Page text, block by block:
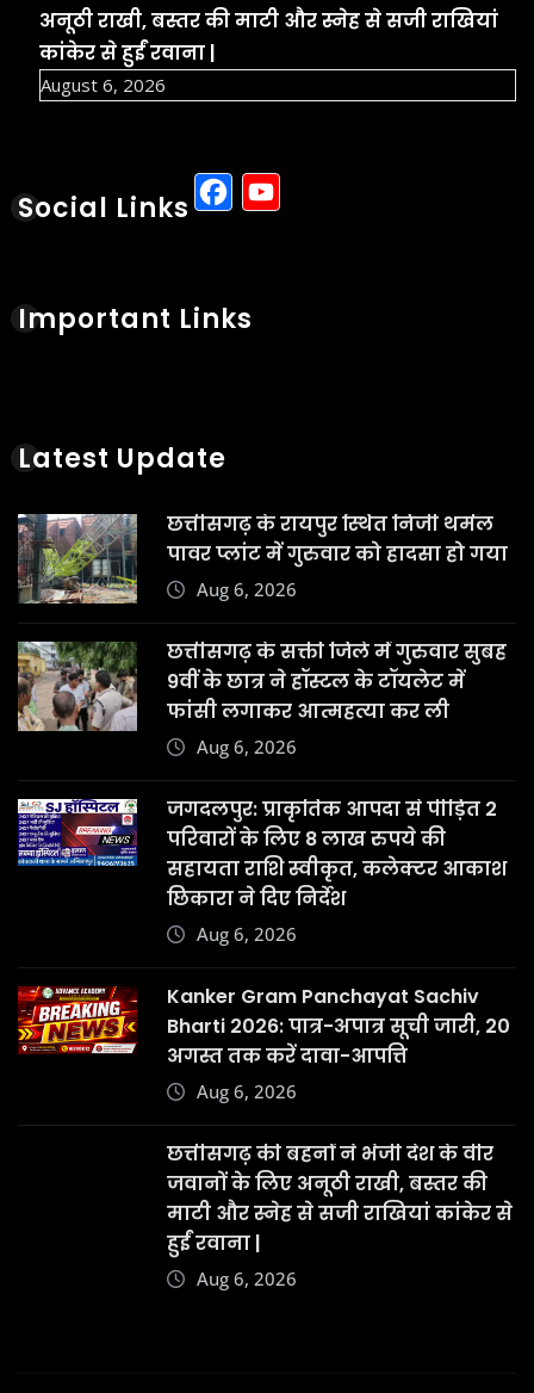
Latest Update
छत्तीसगढ़ के रायपुर स्थित निजी थर्मल
Aug 6, 2026
Aug 6, 2026
सहायता राशि स्वीकृत, कलेक्टर आकाश
Aug 6, 2026
Kanker Gram Panchayat Sachiv
Bharti 2026: पात्र-अपात्र सूची जारी, 20
अगस्त तक करें दावा-आपत्ति
Aug 6, 2026
छत्तीसगढ़ की बहनों ने भेजी देश के वीर
जवानों के लिए अनूठी राखी, बस्तर की
माटी और स्नेह से सजी राखियां कांकेर से
हुईं रवाना |
Aug 6, 2026
Copyright © 2025 | Powered byWordPress |News
Digest byThemeArile
Condition
Privacy
Policy
Us